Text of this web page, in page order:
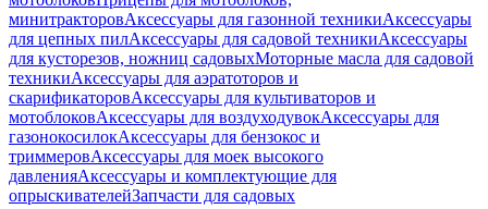
минитракторовАксессуары для газонной техникиАксессуары
для цепных пилАксессуары для садовой техникиАксессуары
для кусторезов, ножниц садовыхМоторные масла для садовой
техникиАксессуары для аэратоторов и
скарификаторовАксессуары для культиваторов и
мотоблоковАксессуары для воздуходувокАксессуары для
газонокосилокАксессуары для бензокос и
триммеровАксессуары для моек высокого
давленияАксессуары и комплектующие для
опрыскивателейЗапчасти для садовых